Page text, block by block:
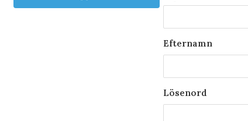
Efternamn
Lösenord